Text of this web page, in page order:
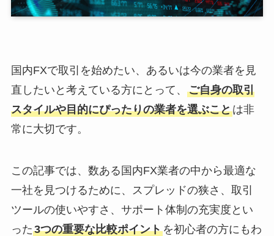
国内FXで取引を始めたい、あるいは今の業者を見
直したいと考えている方にとって、 ご自身の取引
スタイルや目的にぴったりの業者を選ぶことは非
常に大切です。
この記事では、数ある国内FX業者の中から最適な
一社を見つけるために、スプレッドの狭さ、取引
ツールの使いやすさ、サポート体制の充実度とい
った3つの重要な比較ポイントを初心者の方にもわ